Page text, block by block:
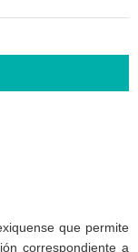
que permite
correspondiente a